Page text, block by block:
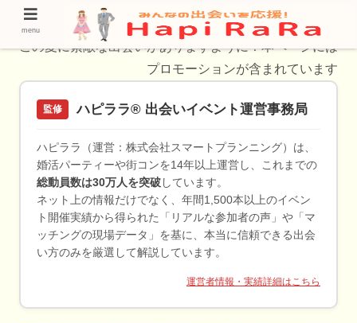
岡山でおすすめする出会い方をプロが厳選！
この夏に素敵な出会いがありますように！本ページには
プロモーションが含まれています
監修 ハピララ® 出会いイベント運営事務局
ハピララ（運営：株式会社スマートプランニング）は、
婚活パーティーや街コンを14年以上運営し、これまでの
総動員数は30万人を突破 しています。
ネット上の情報だけでなく、年間1,500本以上のイベン
ト開催実績から得られた「リアルな参加者の声」や「マ
ッチングの現場データ」を基に、本当に信頼できる出会
い方のみを厳選して解説しています。
運営者情報・実績詳細はこちら
menu